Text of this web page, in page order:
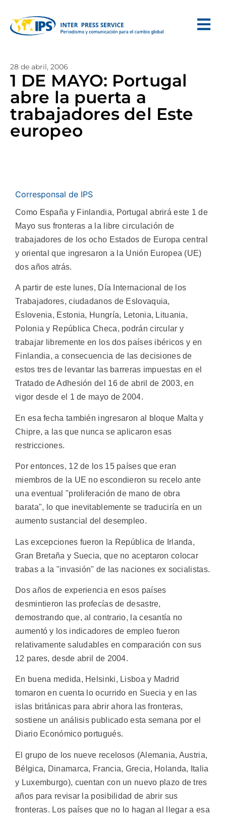
28 de abril, 2006
1 DE MAYO: Portugal
abre la puerta a
trabajadores del Este
europeo
Corresponsal de IPS
Como España y Finlandia, Portugal abrirá este 1 de
Mayo sus fronteras a la libre circulación de
trabajadores de los ocho Estados de Europa central
y oriental que ingresaron a la Unión Europea (UE)
dos años atrás.
A partir de este lunes, Día Internacional de los
Trabajadores, ciudadanos de Eslovaquia,
Eslovenia, Estonia, Hungría, Letonia, Lituania,
Polonia y República Checa, podrán circular y
trabajar libremente en los dos países ibéricos y en
Finlandia, a consecuencia de las decisiones de
estos tres de levantar las barreras impuestas en el
Tratado de Adhesión del 16 de abril de 2003, en
vigor desde el 1 de mayo de 2004.
En esa fecha también ingresaron al bloque Malta y
Chipre, a las que nunca se aplicaron esas
restricciones.
Por entonces, 12 de los 15 países que eran
miembros de la UE no escondieron su recelo ante
una eventual "proliferación de mano de obra
barata", lo que inevitablemente se traduciría en un
aumento sustancial del desempleo.
Las excepciones fueron la República de Irlanda,
Gran Bretaña y Suecia, que no aceptaron colocar
trabas a la "invasión" de las naciones ex socialistas.
Dos años de experiencia en esos países
desmintieron las profecías de desastre,
demostrando que, al contrario, la cesantía no
aumentó y los indicadores de empleo fueron
relativamente saludables en comparación con sus
12 pares, desde abril de 2004.
En buena medida, Helsinki, Lisboa y Madrid
tomaron en cuenta lo ocurrido en Suecia y en las
islas británicas para abrir ahora las fronteras,
sostiene un análisis publicado esta semana por el
Diario Económico portugués.
El grupo de los nueve recelosos (Alemania, Austria,
Bélgica, Dinamarca, Francia, Grecia, Holanda, Italia
y Luxemburgo), cuentan con un nuevo plazo de tres
años para revisar la posibilidad de abrir sus
fronteras. Los países que no lo hagan al llegar a esa